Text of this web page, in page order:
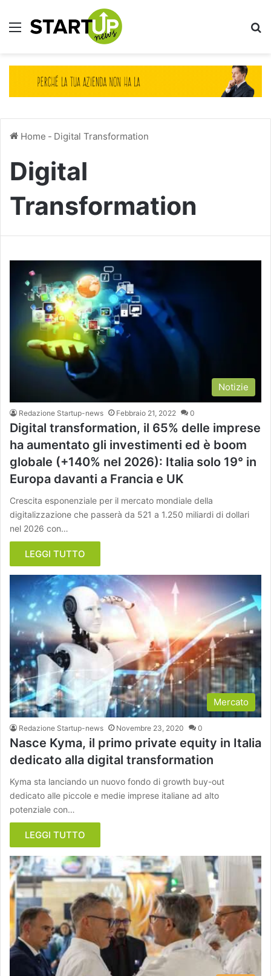
Menu
Home - Digital Transformation
Digital
Transformation
Notizie
Redazione Startup-news Febbraio 21, 2022 0
Digital transformation, il 65% delle imprese
ha aumentato gli investimenti ed è boom
globale (+140% nel 2026): Italia solo 19° in
Europa davanti a Francia e UK
Crescita esponenziale per il mercato mondiale della
digitalizzazione che passerà da 521 a 1.250 miliardi di dollari
nel 2026 con…
LEGGI TUTTO
Mercato
Redazione Startup-news Novembre 23, 2020 0
Nasce Kyma, il primo private equity in Italia
dedicato alla digital transformation
Kyma sta lanciando un nuovo fondo di growth buy-out
dedicato alle piccole e medie imprese italiane ad alto
potenziale con…
LEGGI TUTTO